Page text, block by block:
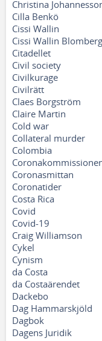
Christina
Cilla Benkö
Cissi Wallin
Cissi Wallin Blomberg
Citadellet
Civil society
Civilkurage
Civilrätt
Claes Borgström
Claire Martin
Cold war
Collateral murder
Colombia
Coronasmittan
Coronatider
Costa Rica
Covid
Covid-19
Craig Williamson
Cykel
Cynism
da Costa
da Costaärendet
Dackebo
Dag Hammarskjöld
Dagbok
Dagens Juridik